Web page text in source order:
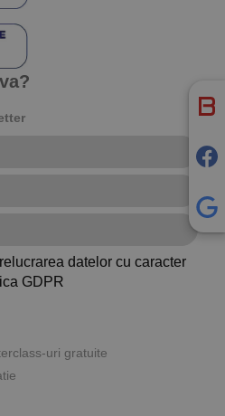
datelor cu caracter
GDPR
uri gratuite